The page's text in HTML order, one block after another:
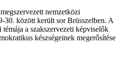
nemzetközi
30. között került sor Brüsszelben. A
a szakszervezeti képviselők
készségeinek megerősítése